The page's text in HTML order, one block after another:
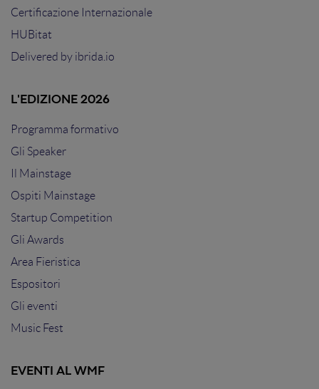
Certificazione Internazionale
HUBitat
Delivered by ibrida.io
L'EDIZIONE 2026
Programma formativo
Gli Speaker
Il Mainstage
Ospiti Mainstage
Startup Competition
Gli Awards
Area Fieristica
Espositori
Gli eventi
Music Fest
EVENTI AL WMF